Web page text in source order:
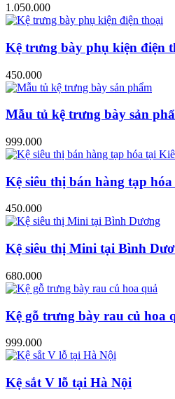
1.050.000
Kệ trưng bày phụ kiện điện
450.000
Mẫu tủ kệ trưng bày sản
999.000
Kệ siêu thị bán hàng tạp
450.000
Kệ siêu thị Mini tại Bình
680.000
Kệ gỗ trưng bày rau củ hoa
999.000
Kệ sắt V lỗ tại Hà Nội